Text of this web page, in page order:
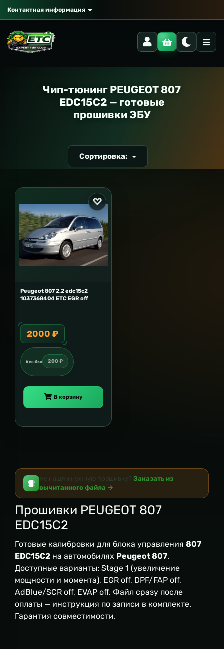
Контактная информация
Чип-тюнинг PEUGEOT 807
EDC15C2 — готовые
прошивки ЭБУ
Сортировка:
Peugeot 807 2.2 edc15c2
1037368404 ETC EGR off
2000 ₽
Кешбэк 200 ₽
В корзину
Не нашли нужную прошивку? Заказать из
вычитанного файла →
Прошивки PEUGEOT 807
EDC15C2
Готовые калибровки для блока управления 807
EDC15C2 на автомобилях Peugeot 807.
Доступные варианты: Stage 1 (увеличение
мощности и момента), EGR off, DPF/FAP off,
AdBlue/SCR off, EVAP off. Файл сразу после
оплаты — инструкция по записи в комплекте.
Гарантия совместимости.